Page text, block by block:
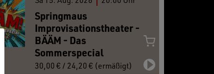
Springmaus
Improvisationstheater -
BÄÄM - Das
Sommerspecial
30,00 € / 24,20 € (ermäßigt)